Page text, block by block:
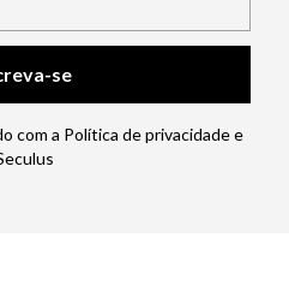
se
com a Política de privacidade e